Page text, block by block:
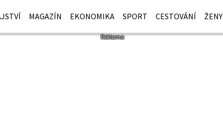
MAGAZÍN EKONOMIKA SPORT CESTOVÁNÍ ŽENY